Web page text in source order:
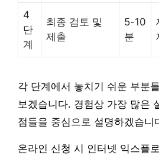
4
단
계
최종 검토 및
제출
5-10
분
각 단계에서 놓치기 쉬운 부분
보겠습니다. 경험상 가장 많은
점들을 중심으로 설명하겠습니
온라인 신청 시 인터넷 익스플